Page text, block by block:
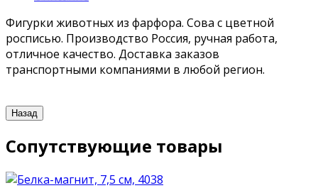
Фигурки животных из фарфора. Сова с цветной
росписью. Производство Россия, ручная работа,
отличное качество. Доставка заказов
транспортными компаниями в любой регион.
Сопутствующие товары